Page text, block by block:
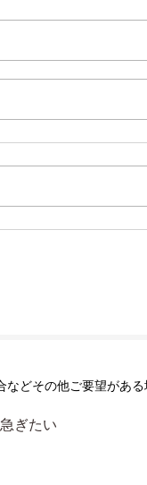
どその他ご要望があ
急ぎたい